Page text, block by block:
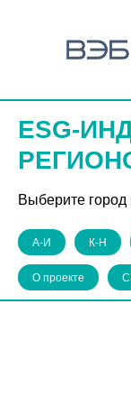
ESG-
Выберите город
А-И К-Н
О проекте